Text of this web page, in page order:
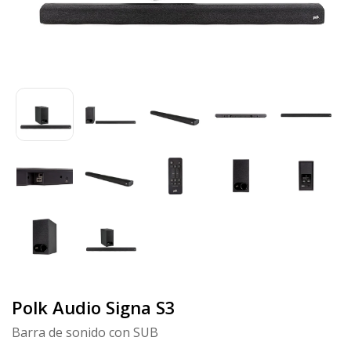
Polk Audio Signa S3
Barra de sonido con SUB